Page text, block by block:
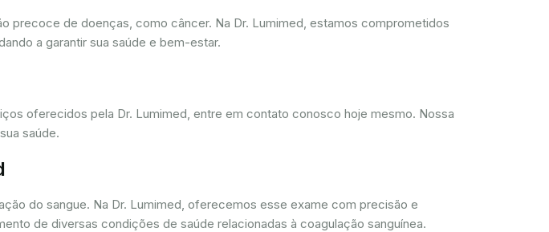
precoce de doenças, como câncer. Na Dr. Lumimed, estamos comprometidos
a garantir sua saúde e bem-estar.
oferecidos pela Dr. Lumimed, entre em contato conosco hoje mesmo. Nossa
saúde.
do sangue. Na Dr. Lumimed, oferecemos esse exame com precisão e
de diversas condições de saúde relacionadas à coagulação sanguínea.